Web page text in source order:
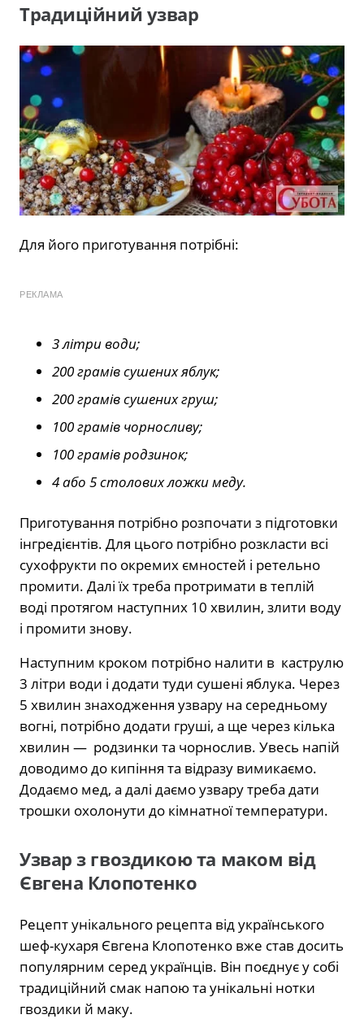
Традиційний узвар
Для його приготування потрібні:
РЕКЛАМА
3 літри води;
200 грамів сушених яблук;
200 грамів сушених груш;
100 грамів чорносливу;
100 грамів родзинок;
4 або 5 столових ложки меду.
Приготування потрібно розпочати з підготовки
інгредієнтів. Для цього потрібно розкласти всі
сухофрукти по окремих ємностей і ретельно
промити. Далі їх треба протримати в теплій
воді протягом наступних 10 хвилин, злити воду
і промити знову.
Наступним кроком потрібно налити в каструлю
3 літри води і додати туди сушені яблука. Через
5 хвилин знаходження узвару на середньому
вогні, потрібно додати груші, а ще через кілька
хвилин — родзинки та чорнослив. Увесь напій
доводимо до кипіння та відразу вимикаємо.
Додаємо мед, а далі даємо узвару треба дати
трошки охолонути до кімнатної температури.
Узвар з гвоздикою та маком від
Євгена Клопотенко
Рецепт унікального рецепта від українського
шеф-кухаря Євгена Клопотенко вже став досить
популярним серед українців. Він поєднує у собі
традиційний смак напою та унікальні нотки
гвоздики й маку.